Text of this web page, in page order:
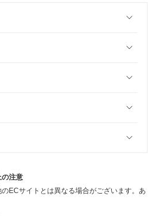
の注意
ECサイトとは異なる場合がございます。あ